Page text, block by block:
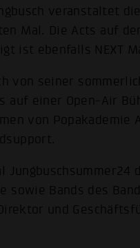
veranstaltet
Mal. Die Acts auf
ist ebenfalls NEXT
von seiner
auf einer Open-Air
von Popakademie
Bands des
und